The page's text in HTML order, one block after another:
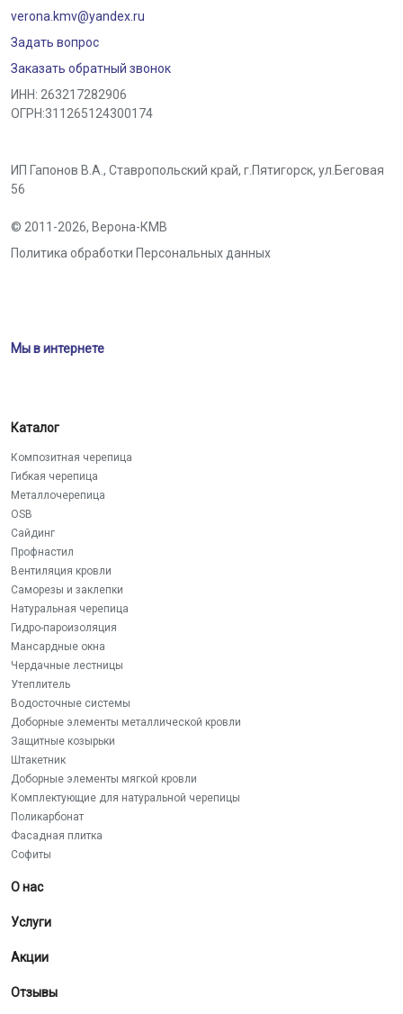
verona.kmv@yandex.ru
Задать вопрос
Заказать обратный звонок
ИНН: 263217282906
ОГРН:311265124300174
ИП Гапонов В.А., Ставропольский край, г.Пятигорск, ул.Беговая
56
© 2011-2026, Верона-КМВ
Политика обработки Персональных данных
Мы в интернете
Каталог
Композитная черепица
Гибкая черепица
Металлочерепица
OSB
Сайдинг
Профнастил
Вентиляция кровли
Саморезы и заклепки
Натуральная черепица
Гидро-пароизоляция
Мансардные окна
Чердачные лестницы
Утеплитель
Водосточные системы
Доборные элементы металлической кровли
Защитные козырьки
Штакетник
Доборные элементы мягкой кровли
Комплектующие для натуральной черепицы
Поликарбонат
Фасадная плитка
Софиты
О нас
Услуги
Акции
Отзывы